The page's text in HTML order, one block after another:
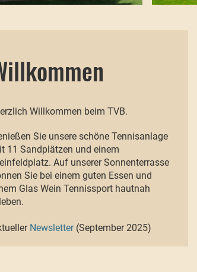
Willkommen beim TVB.
Sie unsere schöne Tennisanlage
11 Sandplätzen und einem
Auf unserer Sonnenterrasse
Sie bei einem guten Essen und
Glas Wein Tennissport hautnah
Newsletter (September 2025)